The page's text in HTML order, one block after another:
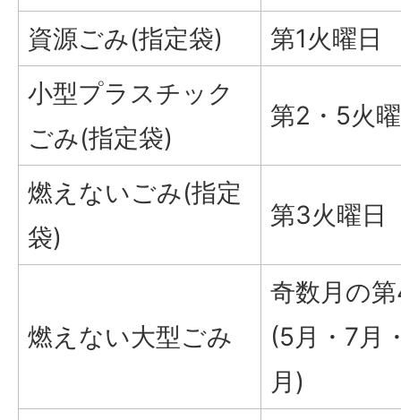
資源ごみ(指定袋)
第1火曜日
小型プラスチック
ごみ(指定袋)
第2・5火
燃えないごみ(指定
袋)
第3火曜日
燃えない大型ごみ
奇数月の
(5月・7月
月)